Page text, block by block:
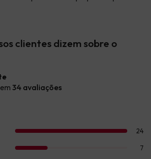
clientes dizem sobre o
34 avaliações